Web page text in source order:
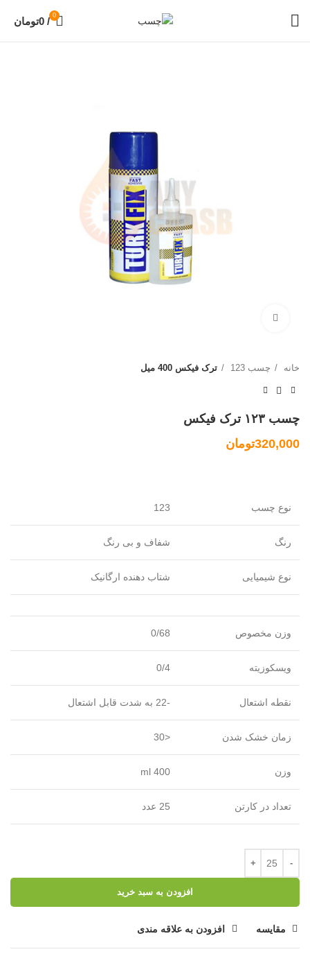
0
/
0تومان
خانه چسب 123 ترک فیکس 400 میل
چسب ۱۲۳ ترک فیکس
320,000تومان
نوع چسب 123
رنگ شفاف و بی رنگ
نوع شیمیایی شتاب دهنده ارگانیک
وزن مخصوص 0/68
ویسکوزیته 0/4
نقطه اشتعال -22 به شدت قابل اشتعال
زمان خشک شدن <30
وزن 400 ml
تعداد در کارتن 25 عدد
افزودن به سبد خرید
مقایسه افزودن به علاقه مندی